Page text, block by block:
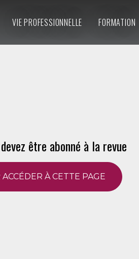
VIE PROFESSIONNELLE FORMATION
être abonné à la revue
À CETTE PAGE